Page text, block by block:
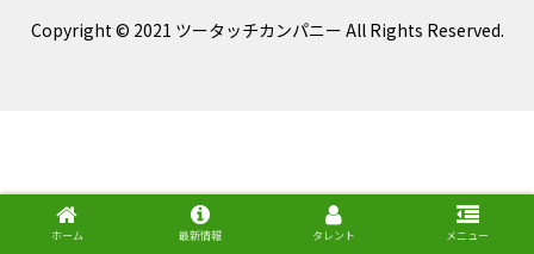
Copyright © 2021 ツータッチカンパニー All Rights Reserved.
ホーム 最新情報 タレント メニュー